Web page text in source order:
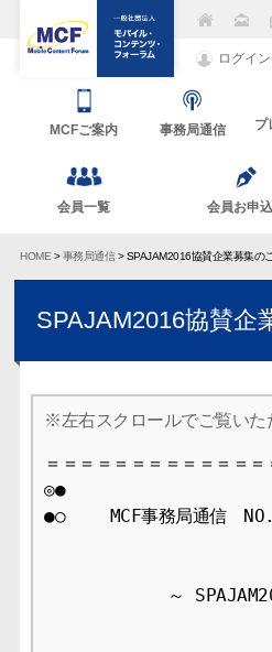
ログイ
MCFご案内 事務局通信
プ
会員一覧 会員お申
HOME >事務局通信> SPAJAM2016協賛企業募集の
SPAJAM2016協賛企
＝＝＝＝＝＝＝＝＝＝＝＝
◎●
●○　　 MCF事務局通信　
～ SPAJAM2016協